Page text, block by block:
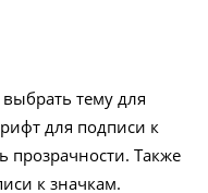
тему для
для подписи к
прозрачности. Также
к значкам.